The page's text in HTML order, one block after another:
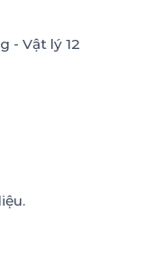
- Vật lý 12